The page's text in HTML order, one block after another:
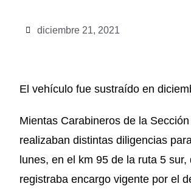
diciembre 21, 2021
El vehículo fue sustraído en
Mientas Carabineros de la
realizaban distintas diligencias
lunes, en el km 95 de la ruta 5
registraba encargo vigente por el